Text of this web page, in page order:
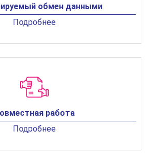
обмен данными
Подробнее
работа
Подробнее